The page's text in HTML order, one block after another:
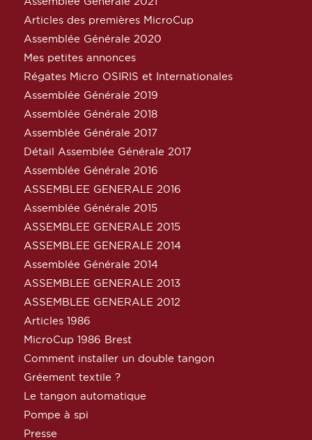
Articles des premières MicroCup
Assemblée Générale 2020
Mes petites annonces
Régates Micro OSIRIS et Internationales
Assemblée Générale 2019
Assemblée Générale 2018
Assemblée Générale 2017
Détail Assemblée Générale 2017
Assemblée Générale 2016
ASSEMBLEE GENERALE 2016
Assemblée Générale 2015
ASSEMBLEE GENERALE 2015
ASSEMBLEE GENERALE 2014
Assemblée Générale 2014
ASSEMBLEE GENERALE 2013
ASSEMBLEE GENERALE 2012
Articles 1986
MicroCup 1986 Brest
Comment installer un double tangon
Gréement textile ?
Le tangon automatique
Pompe à spi
Presse